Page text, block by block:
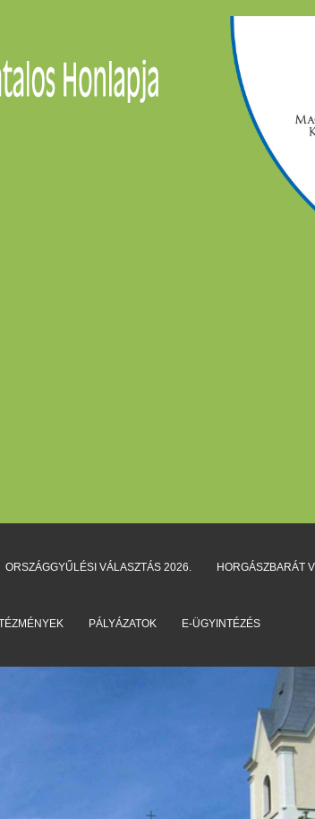
ORSZÁGGYŰLÉSI VÁLASZTÁS 2026. HORGÁSZBARÁT
PÁLYÁZATOK E-ÜGYINTÉZÉS